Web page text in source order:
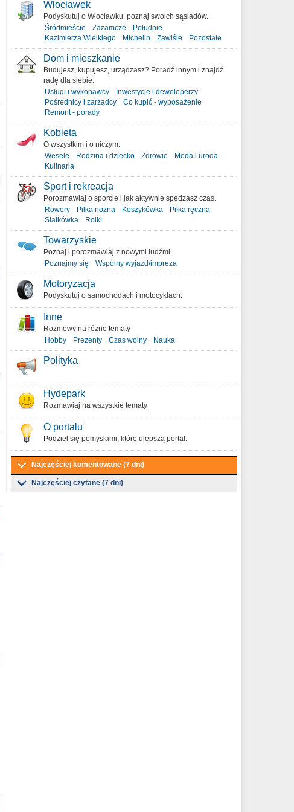
Włocławek
Podyskutuj o Włocławku, poznaj swoich sąsiadów.
Śródmieście
Zazamcze
Południe
Kazimierza Wielkiego
Michelin Zawiśle Pozostałe
Dom i mieszkanie
Budujesz, kupujesz, urządzasz? Poradź innym i znajdź
radę dla siebie.
Usługi i wykonawcy
Inwestycje i deweloperzy
Pośrednicy i zarządcy
Co kupić - wyposażenie
Remont - porady
Kobieta
O wszystkim i o niczym.
Wesele
Rodzina i dziecko Zdrowie
Moda i uroda
Kulinaria
Sport i rekreacja
Porozmawiaj o sporcie i jak aktywnie spędzasz czas.
Rowery
Piłka nożna Koszykówka
Piłka ręczna
Siatkówka
Rolki
Towarzyskie
Poznaj i porozmawiaj z nowymi ludźmi.
Poznajmy się
Wspólny wyjazd/impreza
Motoryzacja
Podyskutuj o samochodach i motocyklach.
Inne
Rozmowy na różne tematy
Hobby
Prezenty Czas wolny Nauka
Polityka
Hydepark
Rozmawiaj na wszystkie tematy
O portalu
Podziel się pomysłami, które ulepszą portal.
Najczęściej komentowane (7 dni)
Najczęściej czytane (7 dni)